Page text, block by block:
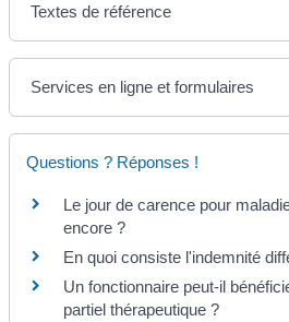
Textes de référence
Services en ligne et formulaires
Questions ? Réponses !
Le jour de carence pour
encore ?
En quoi consiste l'indemnité
Un fonctionnaire peut-il
partiel thérapeutique ?